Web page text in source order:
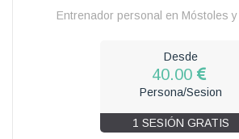
Entrenador personal en Móstoles
Desde
40.00
Persona/Sesion
1 SESIÓN GRATIS